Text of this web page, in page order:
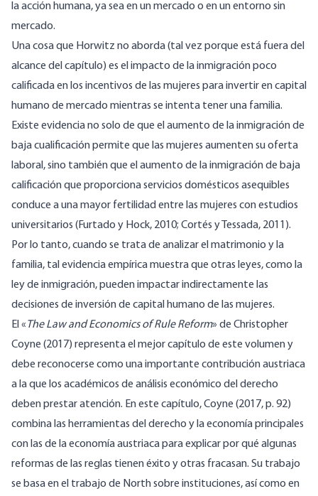
la acción humana, ya sea en un mercado o en un entorno sin
mercado.
Una cosa que Horwitz no aborda (tal vez porque está fuera del
alcance del capítulo) es el impacto de la inmigración poco
calificada en los incentivos de las mujeres para invertir en capital
humano de mercado mientras se intenta tener una familia.
Existe evidencia no solo de que el aumento de la inmigración de
baja cualificación permite que las mujeres aumenten su oferta
laboral, sino también que el aumento de la inmigración de baja
calificación que proporciona servicios domésticos asequibles
conduce a una mayor fertilidad entre las mujeres con estudios
universitarios (Furtado y Hock, 2010; Cortés y Tessada, 2011).
Por lo tanto, cuando se trata de analizar el matrimonio y la
familia, tal evidencia empírica muestra que otras leyes, como la
ley de inmigración, pueden impactar indirectamente las
decisiones de inversión de capital humano de las mujeres.
El «The Law and Economics of Rule Reform» de Christopher
Coyne (2017) representa el mejor capítulo de este volumen y
debe reconocerse como una importante contribución austriaca
a la que los académicos de análisis económico del derecho
deben prestar atención. En este capítulo, Coyne (2017, p. 92)
combina las herramientas del derecho y la economía principales
con las de la economía austriaca para explicar por qué algunas
reformas de las reglas tienen éxito y otras fracasan. Su trabajo
se basa en el trabajo de North sobre instituciones, así como en